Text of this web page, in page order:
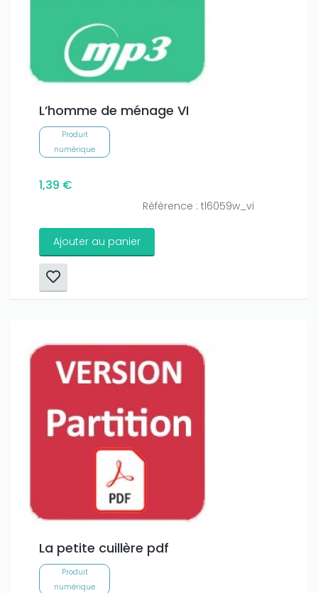
L’homme de ménage VI
Produit
numérique
1,39 €
Référence : tl6059w_vi
Ajouter au panier
La petite cuillère pdf
Produit
numérique